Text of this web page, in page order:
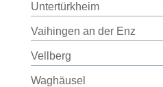
Untertürkheim
Vaihingen an der Enz
Vellberg
Waghäusel